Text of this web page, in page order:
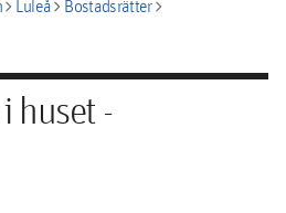
Luleåchevron_rightBostadsrätterchevron_right
huset -